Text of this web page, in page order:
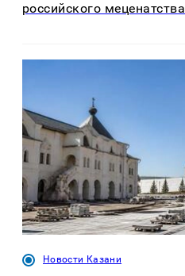
российского меценатства
Новости Казани